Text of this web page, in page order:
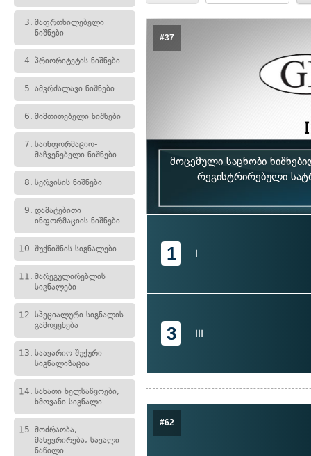
3. მაფრთხილებელი
ნიშნები
4. პრიორიტეტის ნიშნები
5. ამკრძალავი ნიშნები
6. მიმთითებელი ნიშნები
7. საინფორმაციო-
მაჩვენებელი ნიშნები
8. სერვისის ნიშნები
9. დამატებითი
ინფორმაციის ნიშნები
10. შუქნიშნის სიგნალები
11. მარეგულირებლის
სიგნალები
12. სპეციალური სიგნალის
გამოყენება
13. საავარიო შუქური
სიგნალიზაცია
14. სანათი ხელსაწყოები,
ხმოვანი სიგნალი
15. მოძრაობა,
მანევრირება, სავალი
ნაწილი
#37
მოცემული საცნობი
რეგისტრირებული
1 I
3 III
#62